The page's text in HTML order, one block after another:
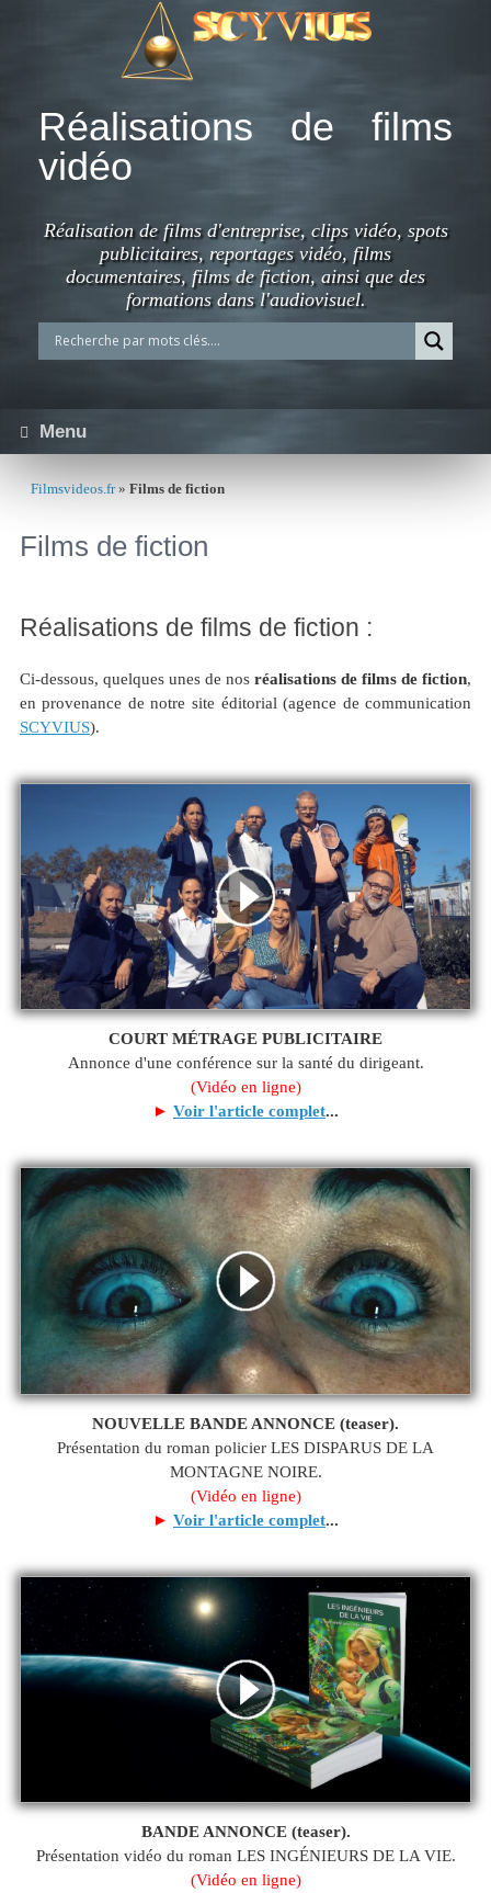
Réalisations de films
vidéo
Réalisation de films d'entreprise, clips vidéo, spots
publicitaires, reportages vidéo, films
documentaires, films de fiction, ainsi que des
formations dans l'audiovisuel.
Menu
Filmsvideos.fr» Films de fiction
Films de fiction
Réalisations de films de fiction :
Ci-dessous, quelques unes de nosréalisations de films de fiction,
en provenance de notre site éditorial (agence de communication
SCYVIUS).
COURT MÉTRAGE PUBLICITAIRE
Annonce d'une conférence sur la santé du dirigeant.
(Vidéo en ligne)
► Voir l'article complet...
NOUVELLE BANDE ANNONCE (teaser).
Présentation du roman policier LES DISPARUS DE LA
MONTAGNE NOIRE.
(Vidéo en ligne)
► Voir l'article complet...
BANDE ANNONCE (teaser).
Présentation vidéo du roman LES INGÉNIEURS DE LA VIE.
(Vidéo en ligne)